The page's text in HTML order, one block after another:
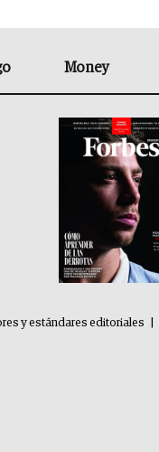
Money
y estándares editoriales